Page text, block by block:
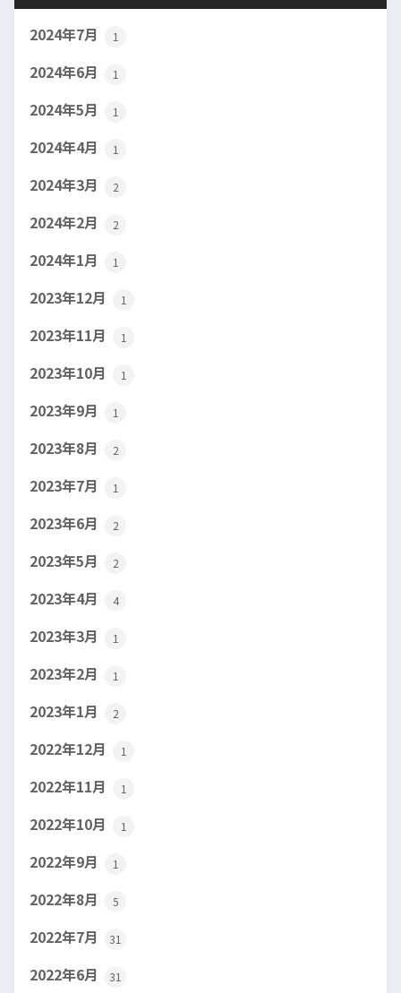
2024年7月 1
2024年6月 1
2024年5月 1
2024年4月 1
2024年3月 2
2024年2月 2
2024年1月 1
2023年12月 1
2023年11月 1
2023年10月 1
2023年9月 1
2023年8月 2
2023年7月 1
2023年6月 2
2023年5月 2
2023年4月 4
2023年3月 1
2023年2月 1
2023年1月 2
2022年12月 1
2022年11月 1
2022年10月 1
2022年9月 1
2022年8月 5
2022年7月 31
2022年6月 31